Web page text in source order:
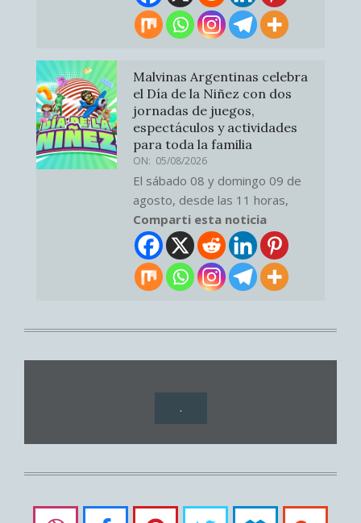
Malvinas Argentinas celebra
el Día de la Niñez con dos
jornadas de juegos,
espectáculos y actividades
para toda la familia
ON: 05/08/2026
El sábado 08 y domingo 09 de
agosto, desde las 11 horas,
Comparti esta noticia
.